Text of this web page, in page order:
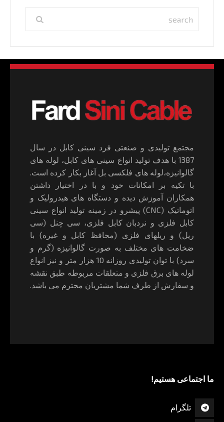
مجتمع تولیدی و صنعتی فرد سینی کابل در سال
1387 با هدف تولید انواع سینی های کابل، لوله های
گالوانیزه،لوله های فلکسی بل آغاز بکار کرده است.
با تکیه بر امکانات خود و با در اختیار داشتن
همکاران آموزش دیده و دستگاه های هیدرولیک و
اتوماتیک (CNC) پیشرو در زمینه تولید انواع سینی
کابل فلزی و نردبان کابل فلزی، سی چنل (سی
ریل) و ریلهای فلزی (محافظ کابل و غیره) با
ضخامت های مختلف به صورت گالوانیزه (گرم و
سرد) با توان تولیدی روزانه 10 هزار متر و نیز انواع
لوله های برق فلزی و متعلقات مربوطه طبق نقشه
و سفارش از طرف شما مشتریان محترم می باشد.
ما اجتماعی هستیم!
تلگرام